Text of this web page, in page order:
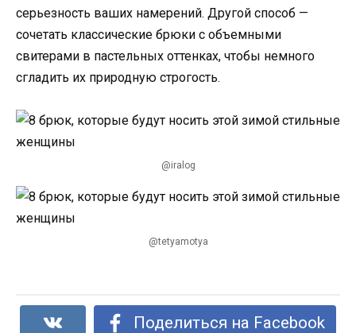
серьезность ваших намерений. Другой способ —
сочетать классические брюки с объемными
свитерами в пастельных оттенках, чтобы немного
сгладить их природную строгость.
@iralog
@tetyamotya
Поделиться на Facebook